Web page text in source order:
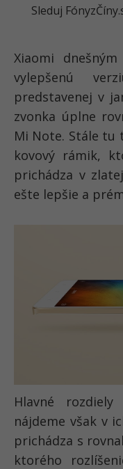
Sleduj
Xiaomi
vylepšenú
predstavenej v
zvonka úplne
Mi Note. Stále tu
kovový rámik,
prichádza v
ešte lepšie a
Hlavné
nájdeme však v
prichádza s
ktorého